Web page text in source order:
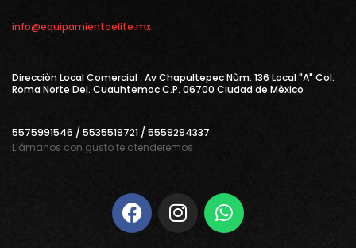
info@equipamientoelite.mx
Direcciòn Local Comercial : Av Chapultepec Nùm. 136 Local "A" Col.
Roma Norte Del. Cuauhtemoc C.P. 06700 Ciudad de Mèxico
5575991546 / 5535519721 / 5559294337
Llámanos con gusto te atenderemos